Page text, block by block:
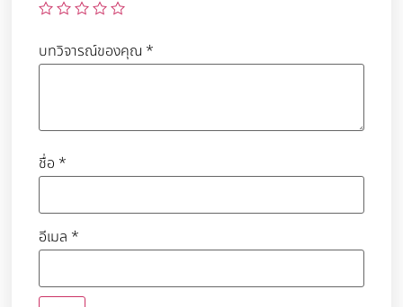
บทวิจารณ์ของคุณ *
ชื่อ *
อีเมล *